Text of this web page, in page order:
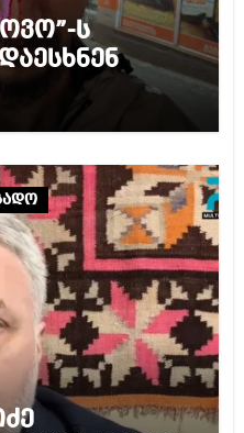
ს